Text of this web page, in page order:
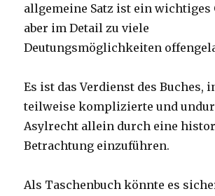
allgemeine Satz ist ein wichtiges
aber im Detail zu viele
Deutungsmöglichkeiten
Es ist das Verdienst des Buches,
teilweise komplizierte und
Asylrecht allein durch eine
Betrachtung einzuführen.
Als Taschenbuch könnte es